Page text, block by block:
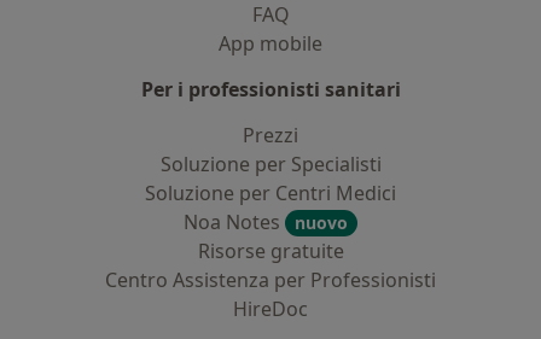
FAQ
App mobile
Per i professionisti sanitari
Prezzi
Soluzione per Specialisti
Soluzione per Centri Medici
Noa Notes
nuovo
Risorse gratuite
Centro Assistenza per Professionisti
HireDoc